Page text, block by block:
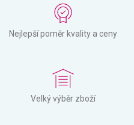
Nejlepší poměr kvality a ceny
Velký výběr zboží